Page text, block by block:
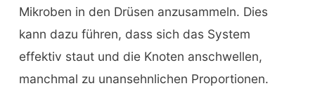
Mikroben in den Drüsen anzusammeln. Dies
kann dazu führen, dass sich das System
effektiv staut und die Knoten anschwellen,
manchmal zu unansehnlichen Proportionen.